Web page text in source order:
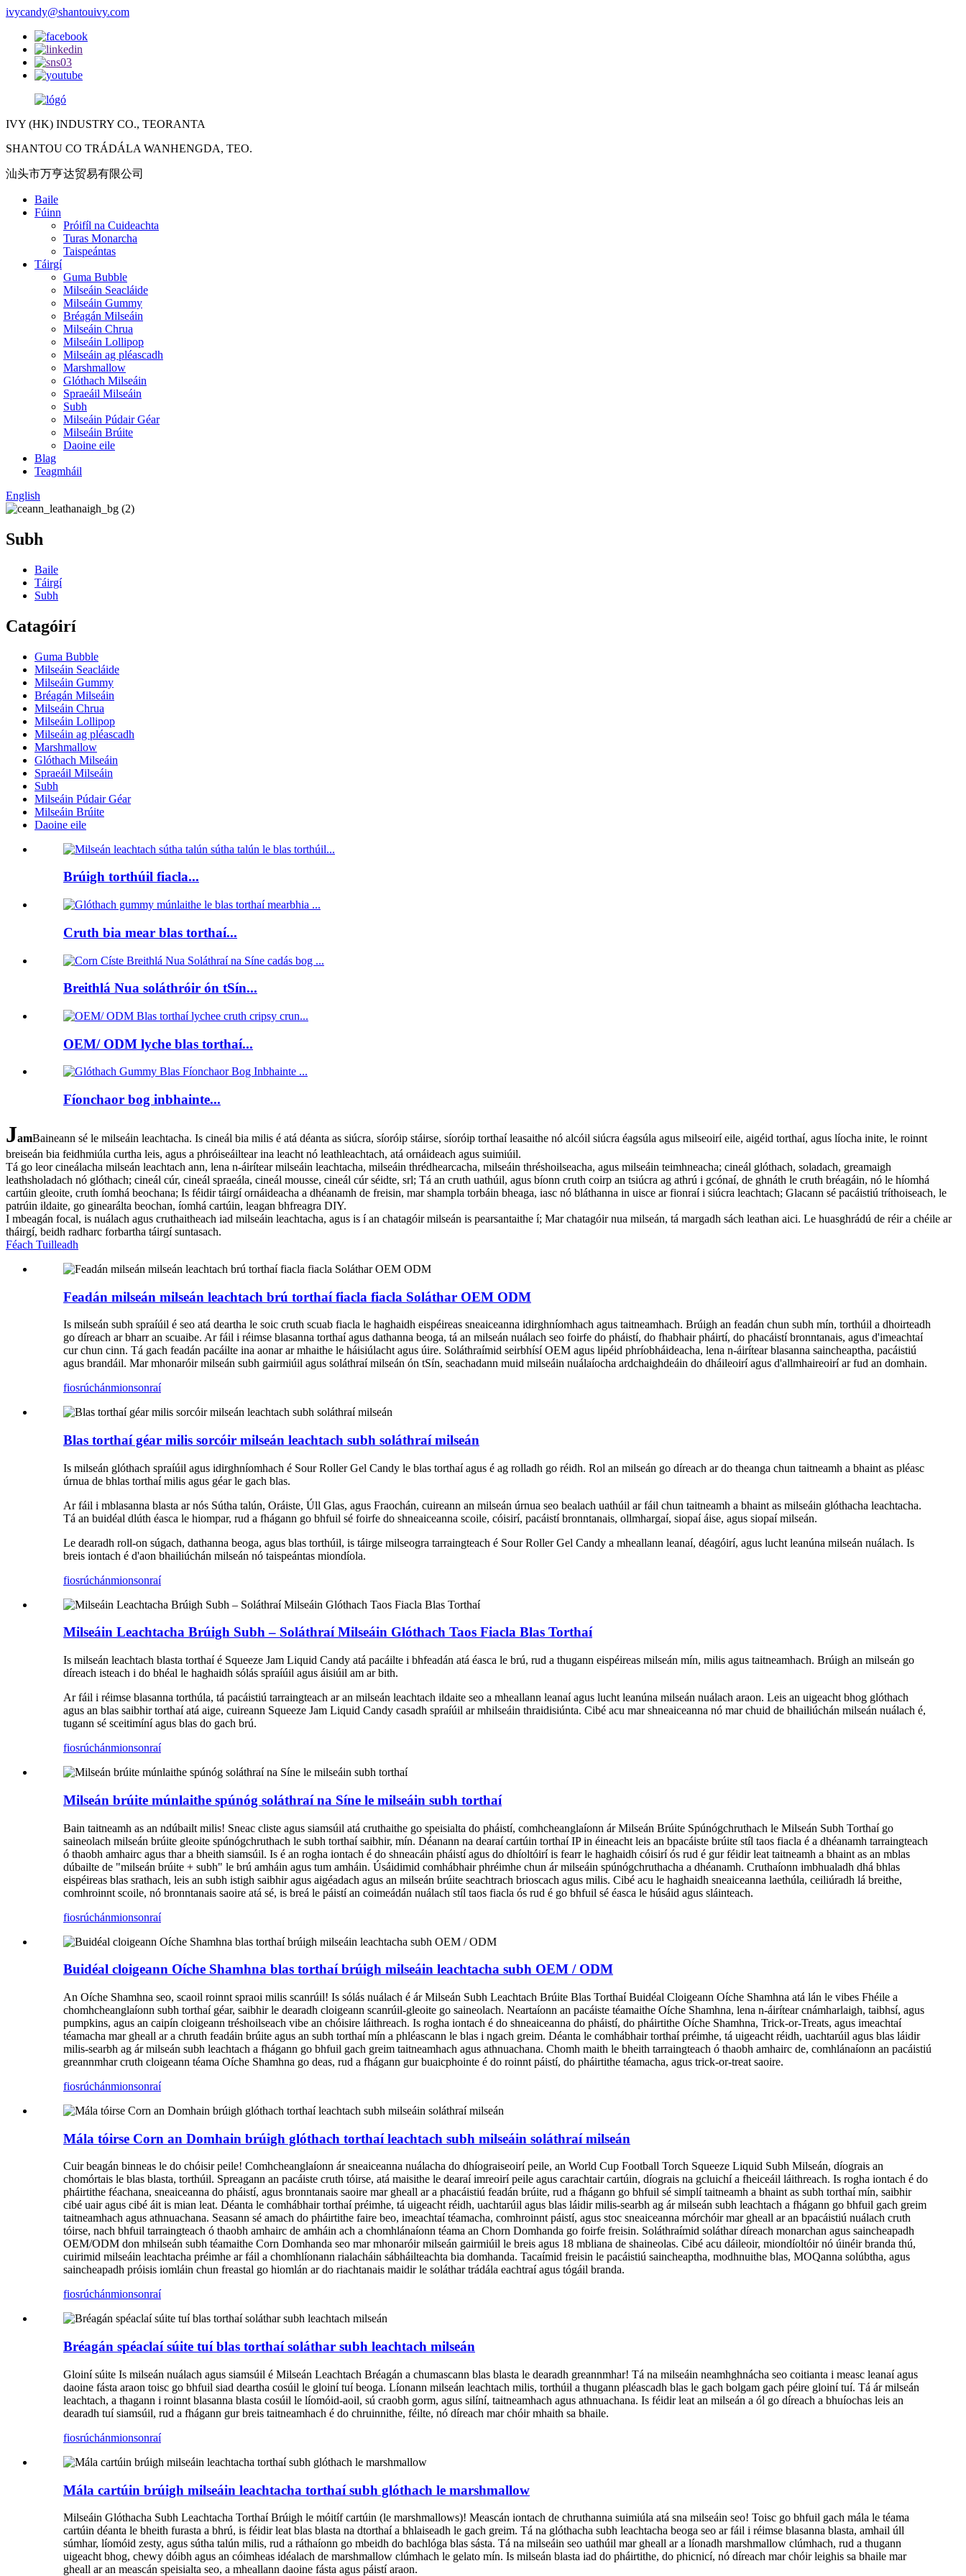
ivycandy@shantouivy.com
IVY (HK) INDUSTRY CO., TEORANTA
SHANTOU CO TRÁDÁLA WANHENGDA, TEO.
汕头市万亨达贸易有限公司
Baile
Fúinn
Próifíl na Cuideachta
Turas Monarcha
Taispeántas
Táirgí
Guma Bubble
Milseáin Seacláide
Milseáin Gummy
Bréagán Milseáin
Milseáin Chrua
Milseáin Lollipop
Milseáin ag pléascadh
Marshmallow
Glóthach Milseáin
Spraeáil Milseáin
Subh
Milseáin Púdair Géar
Milseáin Brúite
Daoine eile
Blag
Teagmháil
English
Subh
Baile
Táirgí
Subh
Catagóirí
Guma Bubble
Milseáin Seacláide
Milseáin Gummy
Bréagán Milseáin
Milseáin Chrua
Milseáin Lollipop
Milseáin ag pléascadh
Marshmallow
Glóthach Milseáin
Spraeáil Milseáin
Subh
Milseáin Púdair Géar
Milseáin Brúite
Daoine eile
Brúigh torthúil fiacla...
Cruth bia mear blas torthaí...
Breithlá Nua soláthróir ón tSín...
OEM/ ODM lyche blas torthaí...
Fíonchaor bog inbhainte...
JamBaineann sé le milseáin leachtacha. Is cineál bia milis é atá déanta as siúcra, síoróip stáirse, síoróip torthaí leasaithe nó alcóil siúcra éagsúla agus milseoirí eile, aigéid torthaí, agus líocha inite, le roinnt
breiseán bia feidhmiúla curtha leis, agus a phróiseáiltear ina leacht nó leathleachtach, atá ornáideach agus suimiúil.
Tá go leor cineálacha milseán leachtach ann, lena n-áirítear milseáin leachtacha, milseáin thrédhearcacha, milseáin thréshoilseacha, agus milseáin teimhneacha; cineál glóthach, soladach, greamaigh
leathsholadach nó glóthach; cineál cúr, cineál spraeála, cineál mousse, cineál cúr séidte, srl; Tá an cruth uathúil, agus bíonn cruth coirp an tsiúcra ag athrú i gcónaí, de ghnáth le cruth bréagáin, nó le híomhá
cartúin gleoite, cruth íomhá beochana; Is féidir táirgí ornáideacha a dhéanamh de freisin, mar shampla torbáin bheaga, iasc nó bláthanna in uisce ar fionraí i siúcra leachtach; Glacann sé pacáistiú tríthoiseach, le
patrúin ildaite, go ginearálta beochan, íomhá cartúin, leagan bhfreagra DIY.
I mbeagán focal, is nuálach agus cruthaitheach iad milseáin leachtacha, agus is í an chatagóir milseán is pearsantaithe í; Mar chatagóir nua milseán, tá margadh sách leathan aici. Le huasghrádú de réir a chéile ar
tháirgí, beidh radharc forbartha táirgí suntasach.
Féach Tuilleadh
Feadán milseán milseán leachtach brú torthaí fiacla fiacla Soláthar OEM ODM
Is milseán subh spraíúil é seo atá deartha le soic cruth scuab fiacla le haghaidh eispéireas sneaiceanna idirghníomhach agus taitneamhach. Brúigh an feadán chun subh mín, torthúil a dhoirteadh
go díreach ar bharr an scuaibe. Ar fáil i réimse blasanna torthaí agus dathanna beoga, tá an milseán nuálach seo foirfe do pháistí, do fhabhair pháirtí, do phacáistí bronntanais, agus d'imeachtaí
cur chun cinn. Tá gach feadán pacáilte ina aonar ar mhaithe le háisiúlacht agus úire. Soláthraímid seirbhísí OEM agus lipéid phríobháideacha, lena n-áirítear blasanna saincheaptha, pacáistiú
agus brandáil. Mar mhonaróir milseán subh gairmiúil agus soláthraí milseán ón tSín, seachadann muid milseáin nuálaíocha ardchaighdeáin do dháileoirí agus d'allmhaireoirí ar fud an domhain.
fiosrúchánmionsonraí
Blas torthaí géar milis sorcóir milseán leachtach subh soláthraí milseán
Is milseán glóthach spraíúil agus idirghníomhach é Sour Roller Gel Candy le blas torthaí agus é ag rolladh go réidh. Rol an milseán go díreach ar do theanga chun taitneamh a bhaint as pléasc
úrnua de bhlas torthaí milis agus géar le gach blas.
Ar fáil i mblasanna blasta ar nós Sútha talún, Oráiste, Úll Glas, agus Fraochán, cuireann an milseán úrnua seo bealach uathúil ar fáil chun taitneamh a bhaint as milseáin glóthacha leachtacha.
Tá an buidéal dlúth éasca le hiompar, rud a fhágann go bhfuil sé foirfe do shneaiceanna scoile, cóisirí, pacáistí bronntanais, ollmhargaí, siopaí áise, agus siopaí milseán.
Le dearadh roll-on súgach, dathanna beoga, agus blas torthúil, is táirge milseogra tarraingteach é Sour Roller Gel Candy a mheallann leanaí, déagóirí, agus lucht leanúna milseán nuálach. Is
breis iontach é d'aon bhailiúchán milseán nó taispeántas miondíola.
fiosrúchánmionsonraí
Milseáin Leachtacha Brúigh Subh – Soláthraí Milseáin Glóthach Taos Fiacla Blas Torthaí
Is milseán leachtach blasta torthaí é Squeeze Jam Liquid Candy atá pacáilte i bhfeadán atá éasca le brú, rud a thugann eispéireas milseán mín, milis agus taitneamhach. Brúigh an milseán go
díreach isteach i do bhéal le haghaidh sólás spraíúil agus áisiúil am ar bith.
Ar fáil i réimse blasanna torthúla, tá pacáistiú tarraingteach ar an milseán leachtach ildaite seo a mheallann leanaí agus lucht leanúna milseán nuálach araon. Leis an uigeacht bhog glóthach
agus an blas saibhir torthaí atá aige, cuireann Squeeze Jam Liquid Candy casadh spraíúil ar mhilseáin thraidisiúnta. Cibé acu mar shneaiceanna nó mar chuid de bhailiúchán milseán nuálach é,
tugann sé sceitimíní agus blas do gach brú.
fiosrúchánmionsonraí
Milseán brúite múnlaithe spúnóg soláthraí na Síne le milseáin subh torthaí
Bain taitneamh as an ndúbailt milis! Sneac cliste agus siamsúil atá cruthaithe go speisialta do pháistí, comhcheanglaíonn ár Milseán Brúite Spúnógchruthach le Milseán Subh Torthaí go
saineolach milseán brúite gleoite spúnógchruthach le subh torthaí saibhir, mín. Déanann na dearaí cartúin torthaí IP in éineacht leis an bpacáiste brúite stíl taos fiacla é a dhéanamh tarraingteach
ó thaobh amhairc agus thar a bheith siamsúil. Is é an rogha iontach é do shneacáin pháistí agus do dhíoltóirí is fearr le haghaidh cóisirí ós rud é gur féidir leat taitneamh a bhaint as an mblas
dúbailte de "milseán brúite + subh" le brú amháin agus tum amháin. Úsáidimid comhábhair phréimhe chun ár milseáin spúnógchruthacha a dhéanamh. Cruthaíonn imbhualadh dhá bhlas
eispéireas blas srathach, leis an subh istigh saibhir agus aigéadach agus an milseán brúite seachtrach brioscach agus milis. Cibé acu le haghaidh sneaiceanna laethúla, ceiliúradh lá breithe,
comhroinnt scoile, nó bronntanais saoire atá sé, is breá le páistí an coimeádán nuálach stíl taos fiacla ós rud é go bhfuil sé éasca le húsáid agus sláinteach.
fiosrúchánmionsonraí
Buidéal cloigeann Oíche Shamhna blas torthaí brúigh milseáin leachtacha subh OEM / ODM
An Oíche Shamhna seo, scaoil roinnt spraoi milis scanrúil! Is sólás nuálach é ár Milseán Subh Leachtach Brúite Blas Torthaí Buidéal Cloigeann Oíche Shamhna atá lán le vibes Fhéile a
chomhcheanglaíonn subh torthaí géar, saibhir le dearadh cloigeann scanrúil-gleoite go saineolach. Neartaíonn an pacáiste téamaithe Oíche Shamhna, lena n-áirítear cnámharlaigh, taibhsí, agus
pumpkins, agus an caipín cloigeann tréshoilseach vibe an chóisire láithreach. Is rogha iontach é do shneaiceanna do pháistí, do pháirtithe Oíche Shamhna, Trick-or-Treats, agus imeachtaí
téamacha mar gheall ar a chruth feadáin brúite agus an subh torthaí mín a phléascann le blas i ngach greim. Déanta le comhábhair torthaí préimhe, tá uigeacht réidh, uachtarúil agus blas láidir
milis-searbh ag ár milseán subh leachtach a fhágann go bhfuil gach greim taitneamhach agus athnuachana. Chomh maith le bheith tarraingteach ó thaobh amhairc de, comhlánaíonn an pacáistiú
greannmhar cruth cloigeann téama Oíche Shamhna go deas, rud a fhágann gur buaicphointe é do roinnt páistí, do pháirtithe téamacha, agus trick-or-treat saoire.
fiosrúchánmionsonraí
Mála tóirse Corn an Domhain brúigh glóthach torthaí leachtach subh milseáin soláthraí milseán
Cuir beagán binneas le do chóisir peile! Comhcheanglaíonn ár sneaiceanna nuálacha do dhíograiseoirí peile, an World Cup Football Torch Squeeze Liquid Subh Milseán, díograis an
chomórtais le blas blasta, torthúil. Spreagann an pacáiste cruth tóirse, atá maisithe le dearaí imreoirí peile agus carachtair cartúin, díograis na gcluichí a fheiceáil láithreach. Is rogha iontach é do
pháirtithe féachana, sneaiceanna do pháistí, agus bronntanais saoire mar gheall ar a phacáistiú feadán brúite, rud a fhágann go bhfuil sé simplí taitneamh a bhaint as subh torthaí mín, saibhir
cibé uair agus cibé áit is mian leat. Déanta le comhábhair torthaí préimhe, tá uigeacht réidh, uachtarúil agus blas láidir milis-searbh ag ár milseán subh leachtach a fhágann go bhfuil gach greim
taitneamhach agus athnuachana. Seasann sé amach do pháirtithe faire beo, imeachtaí téamacha, comhroinnt páistí, agus stoc sneaiceanna mórchóir mar gheall ar an bpacáistiú nuálach cruth
tóirse, nach bhfuil tarraingteach ó thaobh amhairc de amháin ach a chomhlánaíonn téama an Chorn Domhanda go foirfe freisin. Soláthraímid soláthar díreach monarchan agus saincheapadh
OEM/ODM don mhilseán subh téamaithe Corn Domhanda seo mar mhonaróir milseán gairmiúil le breis agus 18 mbliana de shaineolas. Cibé acu dáileoir, miondíoltóir nó úinéir branda thú,
cuirimid milseáin leachtacha préimhe ar fáil a chomhlíonann rialacháin sábháilteachta bia domhanda. Tacaímid freisin le pacáistiú saincheaptha, modhnuithe blas, MOQanna solúbtha, agus
saincheapadh próisis iomláin chun freastal go hiomlán ar do riachtanais maidir le soláthar trádála eachtraí agus tógáil branda.
fiosrúchánmionsonraí
Bréagán spéaclaí súite tuí blas torthaí soláthar subh leachtach milseán
Gloiní súite Is milseán nuálach agus siamsúil é Milseán Leachtach Bréagán a chumascann blas blasta le dearadh greannmhar! Tá na milseáin neamhghnácha seo coitianta i measc leanaí agus
daoine fásta araon toisc go bhfuil siad deartha cosúil le gloiní tuí beoga. Líonann milseán leachtach milis, torthúil a thugann pléascadh blas le gach bolgam gach péire gloiní tuí. Tá ár milseán
leachtach, a thagann i roinnt blasanna blasta cosúil le líomóid-aoil, sú craobh gorm, agus silíní, taitneamhach agus athnuachana. Is féidir leat an milseán a ól go díreach a bhuíochas leis an
dearadh tuí siamsúil, rud a fhágann gur breis taitneamhach é do chruinnithe, féilte, nó díreach mar chóir mhaith sa bhaile.
fiosrúchánmionsonraí
Mála cartúin brúigh milseáin leachtacha torthaí subh glóthach le marshmallow
Milseáin Glóthacha Subh Leachtacha Torthaí Brúigh le móitíf cartúin (le marshmallows)! Meascán iontach de chruthanna suimiúla atá sna milseáin seo! Toisc go bhfuil gach mála le téama
cartúin déanta le bheith furasta a bhrú, is féidir leat blas blasta na dtorthaí a bhlaiseadh le gach greim. Tá na glóthacha subh leachtacha beoga seo ar fáil i réimse blasanna blasta, amhail úll
súmhar, líomóid zesty, agus sútha talún milis, rud a ráthaíonn go mbeidh do bachlóga blas sásta. Tá na milseáin seo uathúil mar gheall ar a líonadh marshmallow clúmhach, rud a thugann
uigeacht bhog, chewy dóibh agus an cóimheas idéalach de marshmallow clúmhach le gelato mín. Is milseán blasta iad do pháirtithe, do phicnicí, nó díreach mar chóir leighis sa bhaile mar
gheall ar an meascán speisialta seo, a mheallann daoine fásta agus páistí araon.